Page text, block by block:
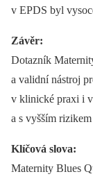
v EPDS byl
Závěr:
Dotazník
a validní nástroj
v klinické praxi i
a s vyšším
Klíčová slova:
Maternity Blues